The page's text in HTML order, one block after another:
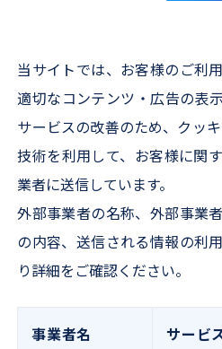
当サイトでは、お客様のご利
適切なコンテンツ・広告の表
サービスの改善のため、クッ
技術を利用して、お客様に関
業者に送信しています。
外部事業者の名称、外部事業
の内容、送信される情報の利
り詳細をご確認ください。
事業者名 サービ